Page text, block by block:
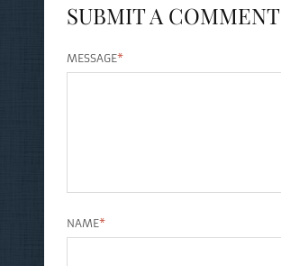
SUBMIT A COMMENT
MESSAGE*
NAME*